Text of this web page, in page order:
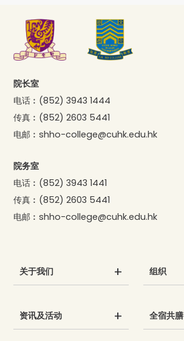
院长室
电话︰ (852) 3943 1444
传真︰ (852) 2603 5441
电邮︰shho-college@cuhk.edu.hk
院务室
电话︰ (852) 3943 1441
传真︰ (852) 2603 5441
电邮︰shho-college@cuhk.edu.hk
关于我们 组织
资讯及活动 全宿共膳